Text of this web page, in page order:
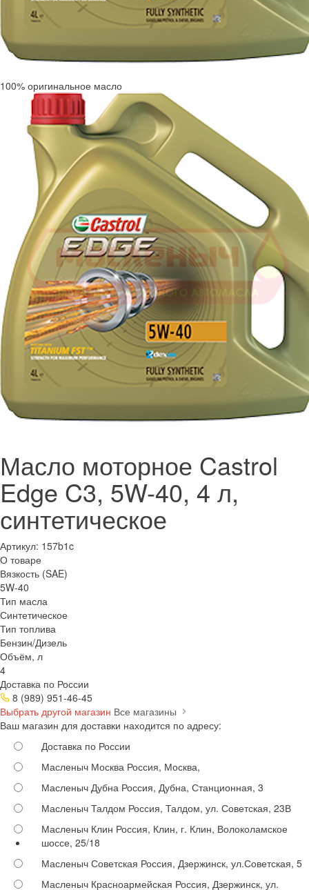
100% оригинальное масло
Масло моторное Castrol
Edge C3, 5W-40, 4 л,
синтетическое
Артикул: 157b1c
О товаре
Вязкость (SAE)
5W-40
Тип масла
Синтетическое
Тип топлива
Бензин/Дизель
Объём, л
4
Доставка по России
8 (989) 951-46-45
Выбрать другой магазин Все магазины
Ваш магазин для доставки находится по адресу:
Доставка по России
Масленыч Москва Россия, Москва,
Масленыч Дубна Россия, Дубна, Станционная, 3
Масленыч Талдом Россия, Талдом, ул. Советская, 23В
Масленыч Клин Россия, Клин, г. Клин, Волоколамское
шоссе, 25/18
Масленыч Советская Россия, Дзержинск, ул.Советская, 5
Масленыч Красноармейская Россия, Дзержинск, ул.